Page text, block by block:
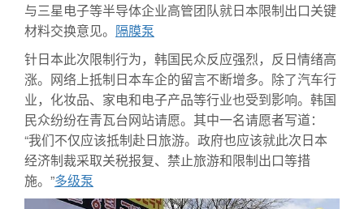
与三星电子等半导体企业高管团队就日本限制出口关键
材料交换意见。 隔膜泵
针日本此次限制行为，韩国民众反应强烈，反日情绪高
涨。网络上抵制日本车企的留言不断增多。除了汽车行
业，化妆品、家电和电子产品等行业也受到影响。韩国
民众纷纷在青瓦台网站请愿。其中一名请愿者写道：
“我们不仅应该抵制赴日旅游。政府也应该就此次日本
经济制裁采取关税报复、禁止旅游和限制出口等措
施。”多级泵